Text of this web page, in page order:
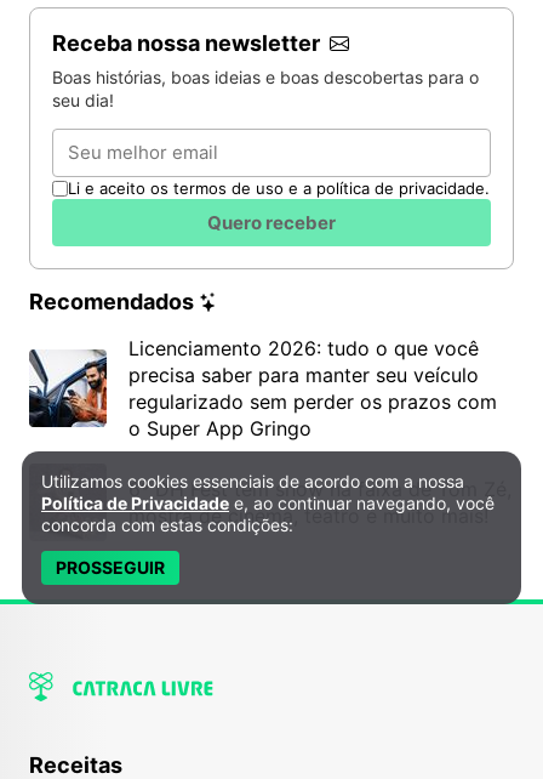
Receba nossa newsletter
Boas histórias, boas ideias e boas descobertas para o
seu dia!
Email
Li e aceito os termos de uso e a política de privacidade.
Quero receber
Recomendados
Licenciamento 2026: tudo o que você
precisa saber para manter seu veículo
regularizado sem perder os prazos com
o Super App Gringo
6º DH Fest tem show na faixa de Tom Zé,
mostra de cinema, teatro e muito mais!
Receitas
Política de Privacidade e Cookies
Utilizamos cookies essenciais de acordo com a nossa
Política de Privacidade e, ao continuar navegando, você
concorda com estas condições:
PROSSEGUIR